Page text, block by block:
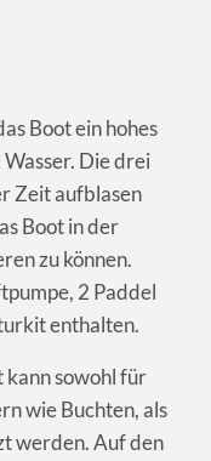
Boot ein hohes
Die drei
Zeit aufblasen
Boot in der
zu können.
2 Paddel
enthalten.
kann sowohl für
wie Buchten, als
werden. Auf den